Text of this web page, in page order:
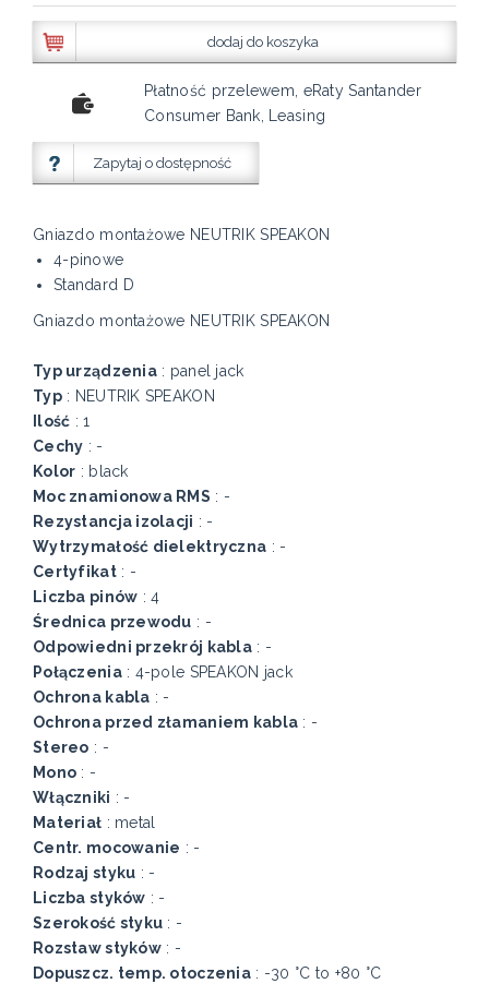
dodaj do koszyka
Płatność przelewem, eRaty Santander
Consumer Bank, Leasing
Zapytaj o dostępność
Gniazdo montażowe NEUTRIK SPEAKON
4-pinowe
Standard D
Gniazdo montażowe NEUTRIK SPEAKON
Typ urządzenia: panel jack
Typ: NEUTRIK SPEAKON
Ilość : 1
Cechy : -
Kolor : black
Moc znamionowa RMS : -
Rezystancja izolacji : -
Wytrzymałość dielektryczna : -
Certyfikat: -
Liczba pinów : 4
Średnica przewodu : -
Odpowiedni przekrój kabla : -
Połączenia: 4-pole SPEAKON jack
Ochrona kabla : -
Ochrona przed złamaniem kabla : -
Stereo : -
Mono : -
Włączniki : -
Materiał : metal
Centr. mocowanie : -
Rodzaj styku : -
Liczba styków : -
Szerokość styku : -
Rozstaw styków: -
Dopuszcz. temp. otoczenia : -30 °C to +80 °C